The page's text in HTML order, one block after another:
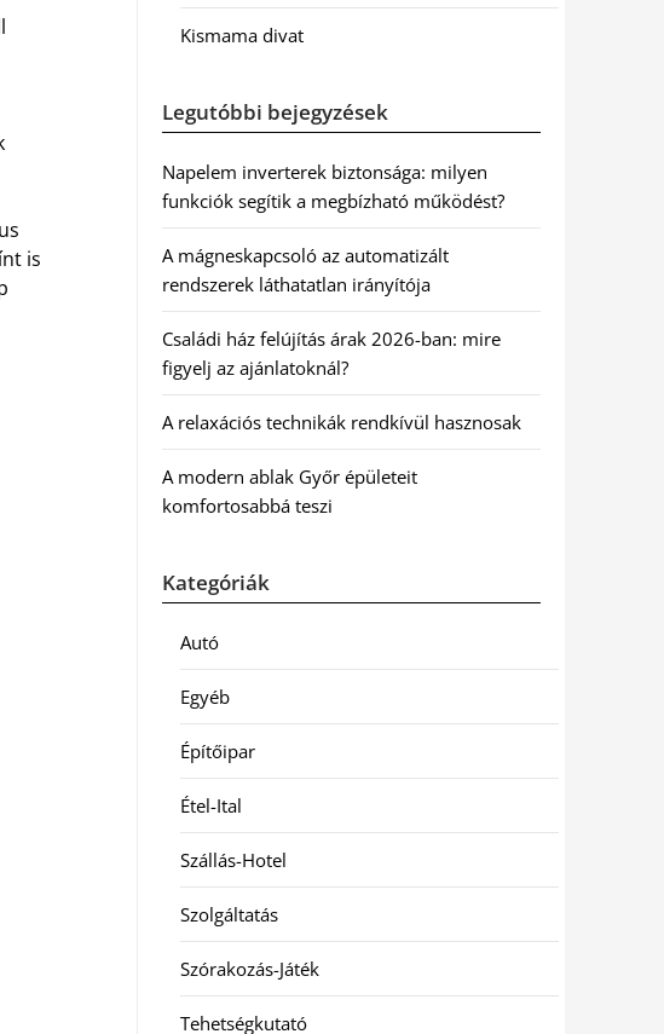
is
Kismama divat
Legutóbbi bejegyzések
Napelem inverterek biztonsága: milyen
funkciók segítik a megbízható működést?
A mágneskapcsoló az automatizált
rendszerek láthatatlan irányítója
Családi ház felújítás árak 2026-ban: mire
figyelj az ajánlatoknál?
A relaxációs technikák rendkívül hasznosak
A modern ablak Győr épületeit
komfortosabbá teszi
Kategóriák
Autó
Egyéb
Építőipar
Étel-Ital
Szállás-Hotel
Szolgáltatás
Szórakozás-Játék
Tehetségkutató